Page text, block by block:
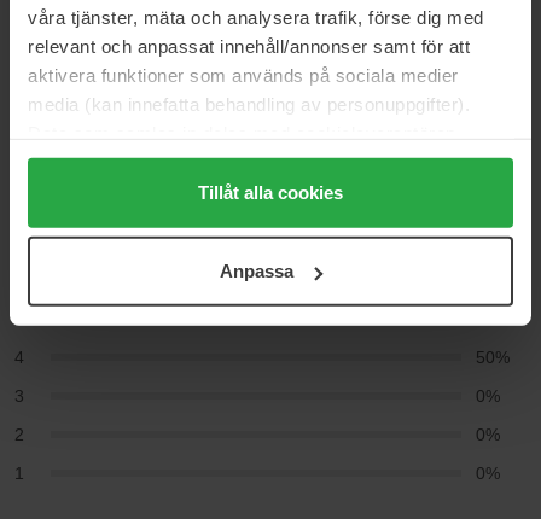
våra tjänster, mäta och analysera trafik, förse dig med
relevant och anpassat innehåll/annonser samt för att
aktivera funktioner som används på sociala medier
media (kan innefatta behandling av personuppgifter).
Genom att trycka på "Tillåt alla cookies" accepterar du
alla cookies, medan du under "Detaljer" kan anpassa
användningen av cookies. Du kan när som helst återkalla
samt vår Integritetspolicy.
Tillåt alla cookies
Anpassa
Recensioner (4)Frågor & svar (0)
4.5
Baserat på 4 recensioner
4
50%
3
0%
2
0%
1
0%